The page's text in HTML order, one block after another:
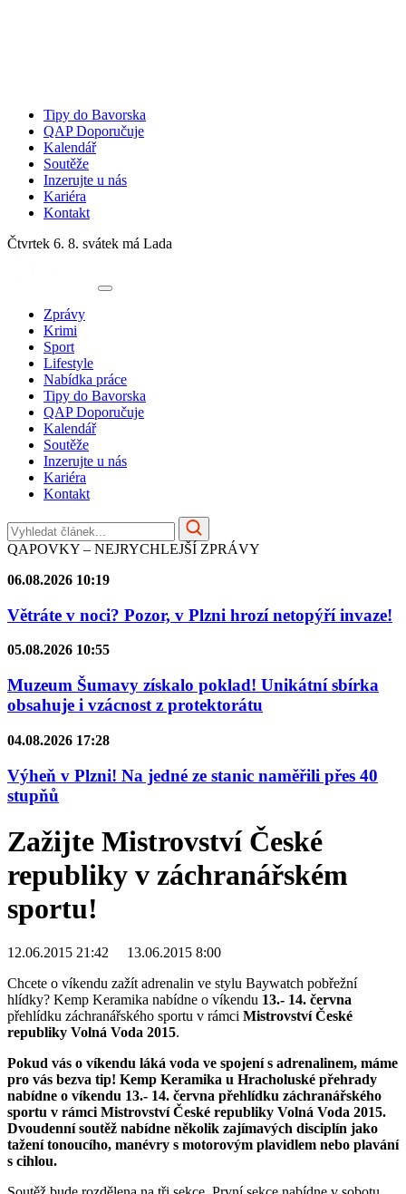
Tipy do Bavorska
QAP Doporučuje
Kalendář
Soutěže
Inzerujte u nás
Kariéra
Kontakt
Čtvrtek 6. 8. svátek má Lada
Zprávy
Krimi
Sport
Lifestyle
Nabídka práce
Tipy do Bavorska
QAP Doporučuje
Kalendář
Soutěže
Inzerujte u nás
Kariéra
Kontakt
QAPOVKY – NEJRYCHLEJŠÍ ZPRÁVY
06.08.2026 10:19
Větráte v noci? Pozor, v Plzni hrozí netopýří invaze!
05.08.2026 10:55
Muzeum Šumavy získalo poklad! Unikátní sbírka
obsahuje i vzácnost z protektorátu
04.08.2026 17:28
Výheň v Plzni! Na jedné ze stanic naměřili přes 40
stupňů
Zažijte Mistrovství České
republiky v záchranářském
sportu!
12.06.2015 21:42 13.06.2015 8:00
Chcete o víkendu zažít adrenalin ve stylu Baywatch pobřežní
hlídky? Kemp Keramika nabídne o víkendu 13.- 14. června
přehlídku záchranářského sportu v rámci Mistrovství České
republiky Volná Voda 2015.
Pokud vás o víkendu láká voda ve spojení s adrenalinem, máme
pro vás bezva tip! Kemp Keramika u Hracholuské přehrady
nabídne o víkendu 13.- 14. června přehlídku záchranářského
sportu v rámci Mistrovství České republiky Volná Voda 2015.
Dvoudenní soutěž nabídne několik zajímavých disciplín jako
tažení tonoucího, manévry s motorovým plavidlem nebo plavání
s cihlou.